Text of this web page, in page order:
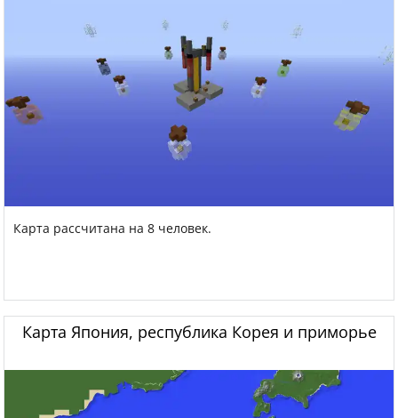
Карта рассчитана на 8 человек.
Карта Япония, республика Корея и приморье